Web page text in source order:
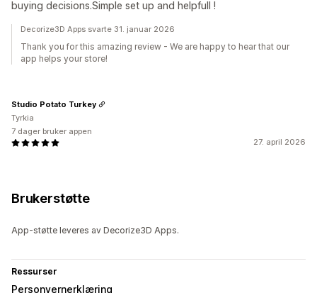
buying decisions.Simple set up and helpfull !
Decorize3D Apps svarte 31. januar 2026
Thank you for this amazing review - We are happy to hear that our
app helps your store!
27. april 2026
Studio Potato Turkey
Tyrkia
7 dager bruker appen
Brukerstøtte
App-støtte leveres av Decorize3D Apps.
Ressurser
Personvernerklæring